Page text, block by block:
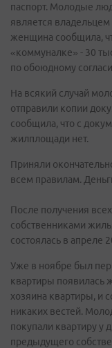
паспорт. Молодые
является
женщина сообщила,
«коммуналке» - 30
по обоюдному
На всякий случай
отправили копии
сообщила, что с
жилплощади нет.
Приняли
всем правилам.
После получения
собственниками
состоялась в апреле
Уже в ноябре был
квартиры появилась
хозяина квартиры, и
никаких вестей.
покупали квартиру у
предыдущего